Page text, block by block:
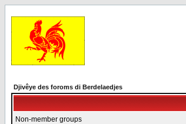
Djivêye des foroms di Berdelaedjes
Non-member groups